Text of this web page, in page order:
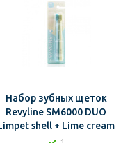
Набор зубных щеток
Revyline SM6000 DUO
shell + Lime cream